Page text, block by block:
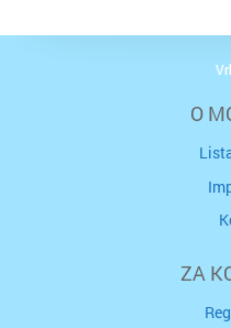
O
ZA